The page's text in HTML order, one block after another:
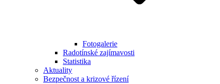
Fotogalerie
Radotínské zajímavosti
Statistika
Aktuality
Bezpečnost a krizové řízení